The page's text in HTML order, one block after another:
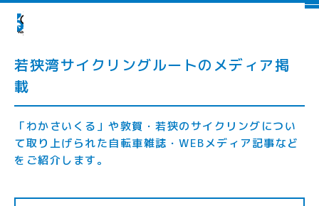
若狭湾サイクリングルートのメディア掲
載
「わかさいくる」や敦賀・若狭のサイクリングについ
て取り上げられた自転車雑誌・WEBメディア記事など
をご紹介します。